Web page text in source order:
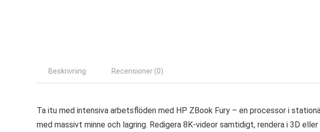
Beskrivning Recensioner (0)
Ta itu med intensiva arbetsflöden med HP ZBook Fury – en processor i
med massivt minne och lagring. Redigera 8K-videor samtidigt, rendera i 3D